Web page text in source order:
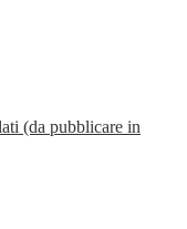
(da pubblicare in